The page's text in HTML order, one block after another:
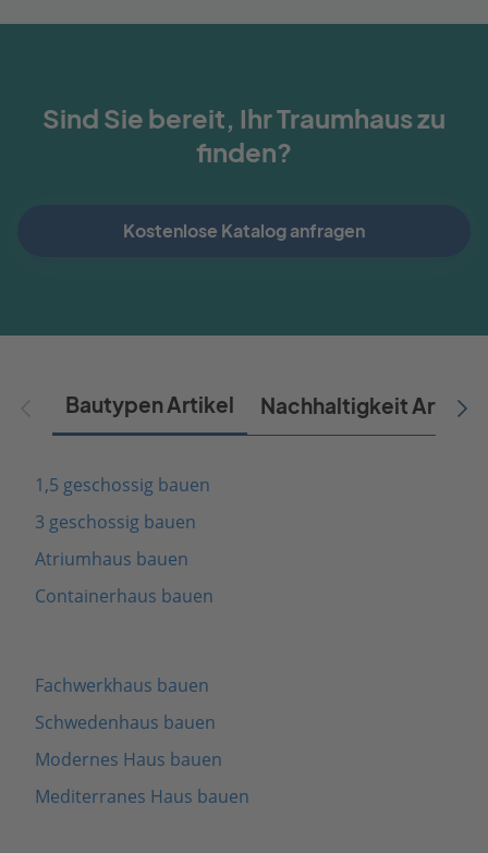
Sind Sie bereit, Ihr Traumhaus zu
finden?
Kostenlose Katalog anfragen
Bautypen Artikel Nachhaltigkeit Artikel
1,5 geschossig bauen
3 geschossig bauen
Atriumhaus bauen
Containerhaus bauen
Fachwerkhaus bauen
Schwedenhaus bauen
Modernes Haus bauen
Mediterranes Haus bauen